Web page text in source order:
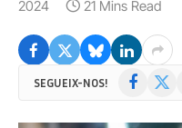
2024
21 Mins Read
SEGUEIX-NOS! Facebook